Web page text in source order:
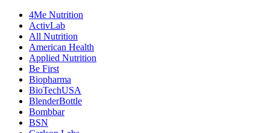
4Me Nutrition
ActivLab
All Nutrition
American Health
Applied Nutrition
Be First
Biopharma
BioTechUSA
BlenderBottle
Bombbar
BSN